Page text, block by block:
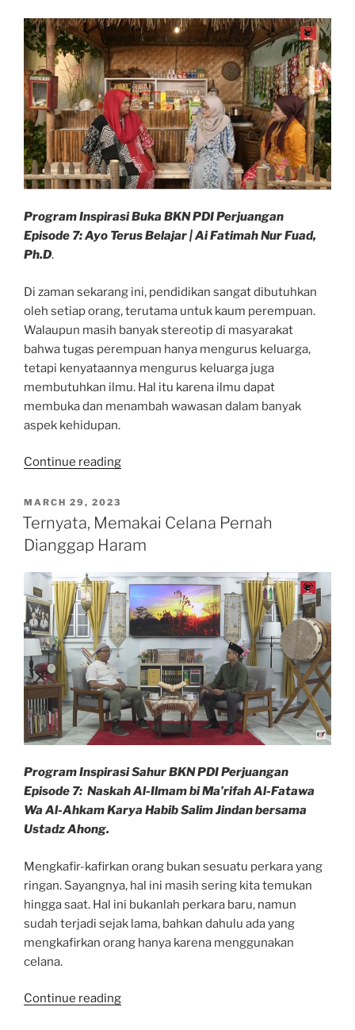
di
Dunia
Karya
Syekh
Kholil
Bangkalan”
Program Inspirasi Buka BKN PDI Perjuangan
Episode 7: Ayo Terus Belajar | Ai Fatimah Nur Fuad,
Ph.D.
Di zaman sekarang ini, pendidikan sangat dibutuhkan
oleh setiap orang, terutama untuk kaum perempuan.
Walaupun masih banyak stereotip di masyarakat
bahwa tugas perempuan hanya mengurus keluarga,
tetapi kenyataannya mengurus keluarga juga
membutuhkan ilmu. Hal itu karena ilmu dapat
membuka dan menambah wawasan dalam banyak
aspek kehidupan.
Continue reading“Dekan
Islam
Anak
dan
Suami
Juga
Butuh
Ilmu”
POSTED
ON
MARCH 29, 2023
Ternyata, Memakai Celana Pernah
Dianggap Haram
Program Inspirasi Sahur BKN PDI Perjuangan
Episode 7: Naskah Al-Ilmam bi Ma’rifah Al-Fatawa
Wa Al-Ahkam Karya Habib Salim Jindan bersama
Ustadz Ahong.
Mengkafir-kafirkan orang bukan sesuatu perkara yang
ringan. Sayangnya, hal ini masih sering kita temukan
hingga saat. Hal ini bukanlah perkara baru, namun
sudah terjadi sejak lama, bahkan dahulu ada yang
mengkafirkan orang hanya karena menggunakan
celana.
Continue reading“Ternyata,